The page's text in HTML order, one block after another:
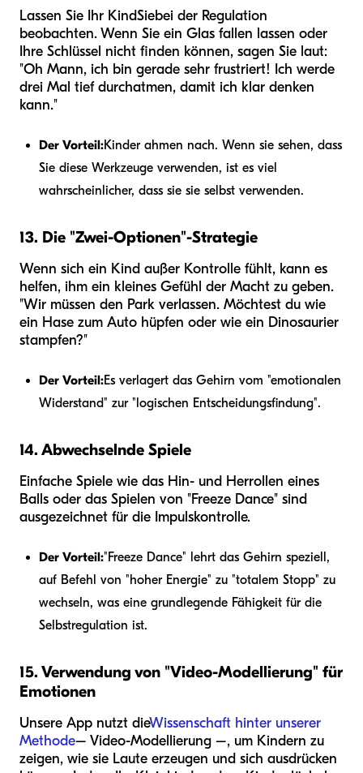
Lassen Sie Ihr KindSiebei der Regulation
beobachten. Wenn Sie ein Glas fallen lassen oder
Ihre Schlüssel nicht finden können, sagen Sie laut:
"Oh Mann, ich bin gerade sehr frustriert! Ich werde
drei Mal tief durchatmen, damit ich klar denken
kann."
Der Vorteil:Kinder ahmen nach. Wenn sie sehen, dass
Sie diese Werkzeuge verwenden, ist es viel
wahrscheinlicher, dass sie sie selbst verwenden.
13. Die "Zwei-Optionen"-Strategie
Wenn sich ein Kind außer Kontrolle fühlt, kann es
helfen, ihm ein kleines Gefühl der Macht zu geben.
"Wir müssen den Park verlassen. Möchtest du wie
ein Hase zum Auto hüpfen oder wie ein Dinosaurier
stampfen?"
Der Vorteil:Es verlagert das Gehirn vom "emotionalen
Widerstand" zur "logischen Entscheidungsfindung".
14. Abwechselnde Spiele
Einfache Spiele wie das Hin- und Herrollen eines
Balls oder das Spielen von "Freeze Dance" sind
ausgezeichnet für die Impulskontrolle.
Der Vorteil:"Freeze Dance" lehrt das Gehirn speziell,
auf Befehl von "hoher Energie" zu "totalem Stopp" zu
wechseln, was eine grundlegende Fähigkeit für die
Selbstregulation ist.
15. Verwendung von "Video-Modellierung" für
Emotionen
Unsere App nutzt dieWissenschaft hinter unserer
Methode– Video-Modellierung –, um Kindern zu
zeigen, wie sie Laute erzeugen und sich ausdrücken